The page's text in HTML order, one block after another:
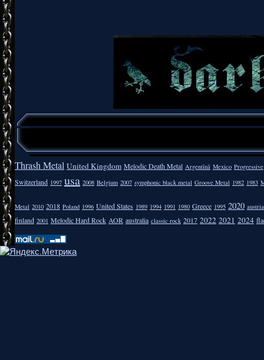
Thrash Metal United Kingdom Melodic Death Metal Argentīnā Mexico Progressive
Switzerland 1997 usa 2008 Belgium 2007 symphonic black metal Groove Metal 1982 1983
Metal 2010 2018 Poland 1996 United States 1989 1994 1991 1980 Greece 1995 2020 austria
finland 2001 Melodic Hard Rock AOR australia classic rock 2017 2022 2021 2024